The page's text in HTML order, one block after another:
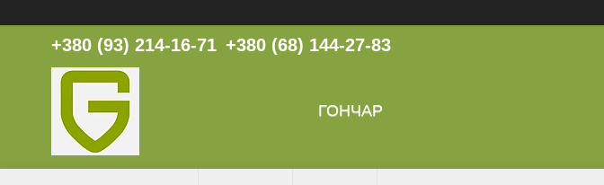
+380 (93) 214-16-71 +380 (68) 144-27-83
ГОНЧАР